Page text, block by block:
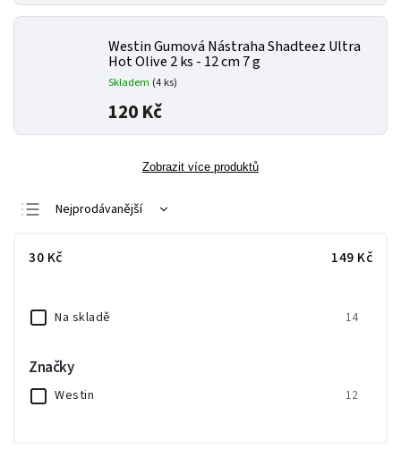
Westin Gumová Nástraha Shadteez Ultra
Hot Olive 2 ks - 12 cm 7 g
Skladem (4 ks)
120 Kč
Zobrazit více produktů
Nejprodávanější
Nejdražší
30 Kč 149 Kč
Na skladě 14
Značky
Westin 12